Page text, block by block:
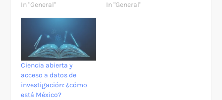
In "General"
In "General"
Ciencia abierta y
acceso a datos de
investigación: ¿cómo
está México?